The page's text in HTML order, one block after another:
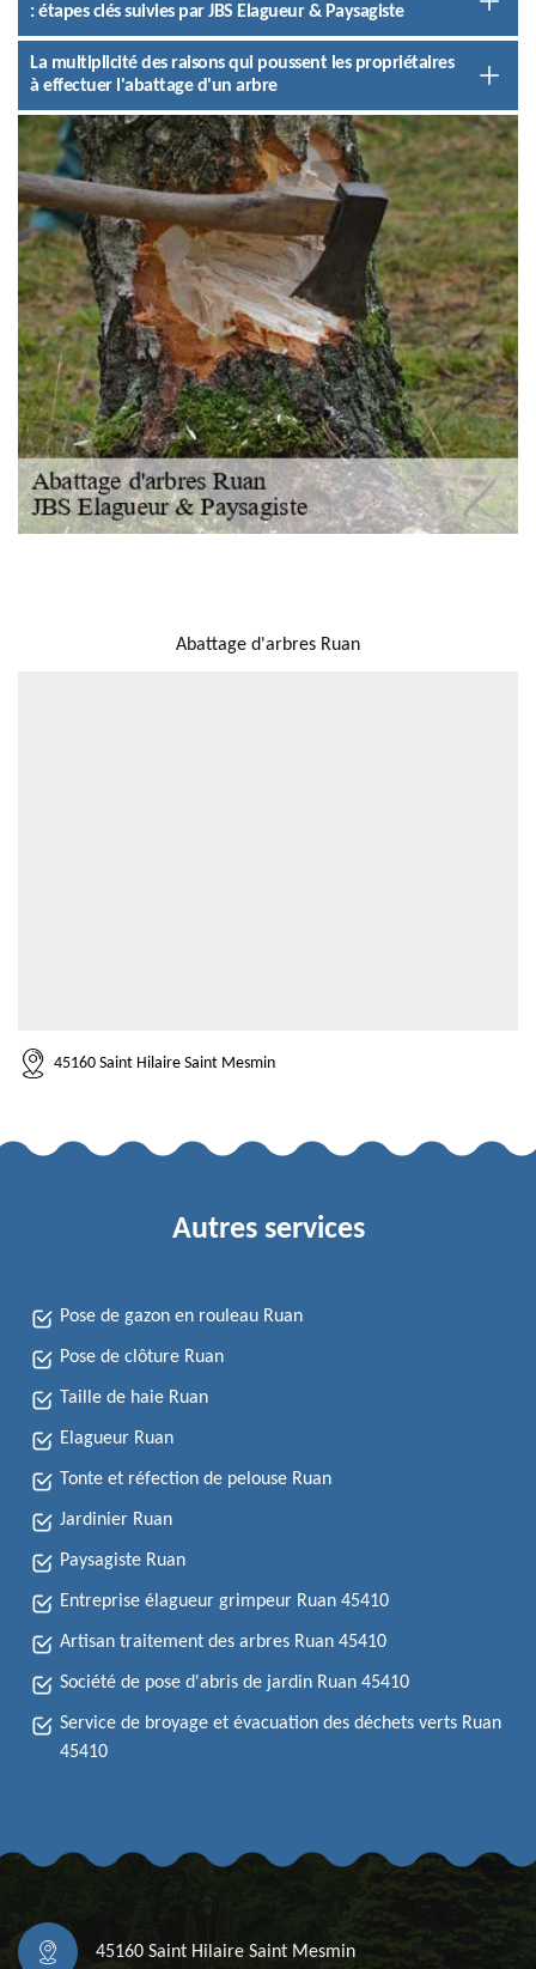
: étapes clés suivies par JBS Elagueur & Paysagiste
La multiplicité des raisons qui poussent les propriétaires
à effectuer l'abattage d'un arbre
Abattage d'arbres Ruan
45160 Saint Hilaire Saint Mesmin
Autres services
Pose de gazon en rouleau Ruan
Pose de clôture Ruan
Taille de haie Ruan
Elagueur Ruan
Tonte et réfection de pelouse Ruan
Jardinier Ruan
Paysagiste Ruan
Entreprise élagueur grimpeur Ruan 45410
Artisan traitement des arbres Ruan 45410
Société de pose d'abris de jardin Ruan 45410
Service de broyage et évacuation des déchets verts Ruan
45410
45160 Saint Hilaire Saint Mesmin